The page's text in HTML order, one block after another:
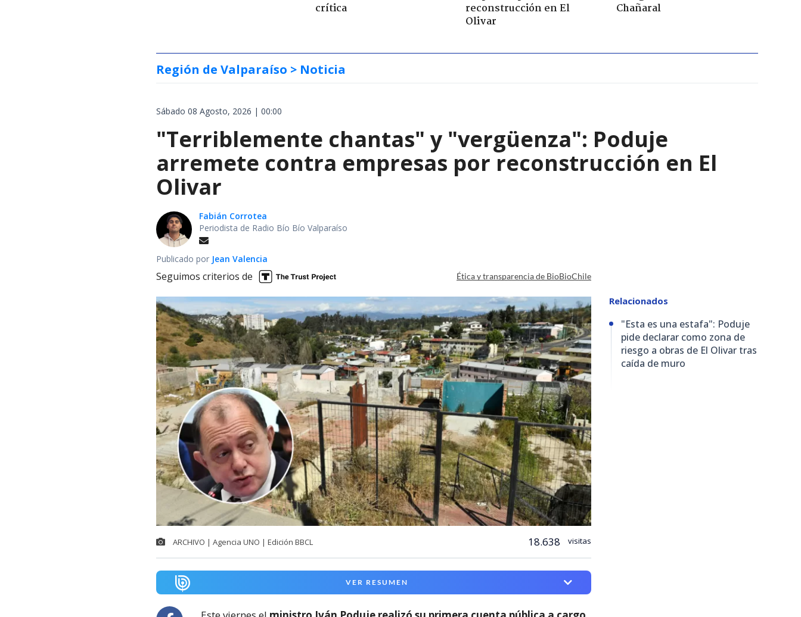
crítica
reconstrucción en El
Olivar
Chañaral
Región de Valparaíso > Noticia
Sábado 08 Agosto, 2026 | 00:00
"Terriblemente chantas" y "vergüenza": Poduje
arremete contra empresas por reconstrucción en El
Olivar
Fabián Corrotea
Periodista de Radio Bío Bío Valparaíso
Publicado por Jean Valencia
Seguimos criterios de Ética y transparencia de BioBioChile
ARCHIVO | Agencia UNO | Edición BBCL 18.638 visitas
VER RESUMEN
Relacionados
"Esta es una estafa": Poduje
pide declarar como zona de
riesgo a obras de El Olivar tras
caída de muro